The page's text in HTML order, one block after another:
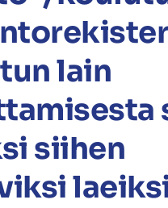
lain
siihen